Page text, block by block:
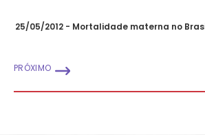
25/05/2012 - Mortalidade materna no
PRÓXIMO